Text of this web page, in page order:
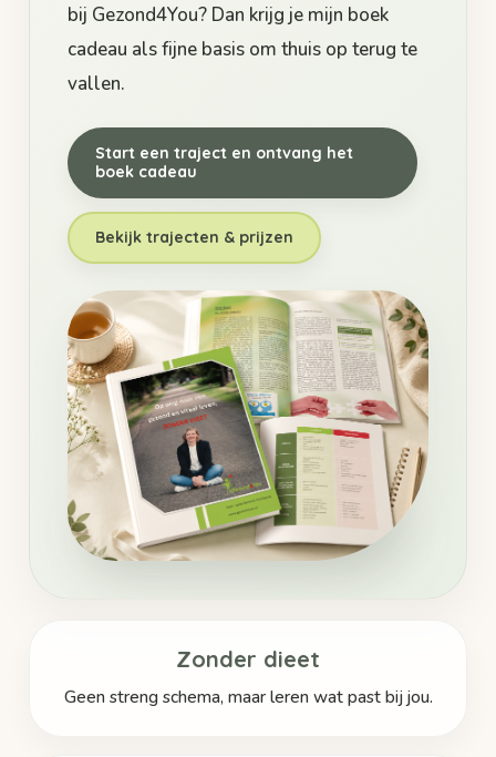
bij Gezond4You? Dan krijg je mijn boek
cadeau als fijne basis om thuis op terug te
vallen.
Start een traject en ontvang het
boek cadeau
Bekijk trajecten & prijzen
Zonder dieet
Geen streng schema, maar leren wat past bij jou.